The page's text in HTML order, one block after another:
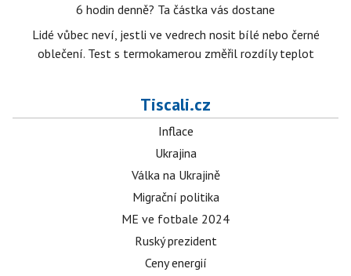
6 hodin denně? Ta částka vás dostane
Lidé vůbec neví, jestli ve vedrech nosit bílé nebo černé
oblečení. Test s termokamerou změřil rozdíly teplot
Tiscali.cz
Inflace
Ukrajina
Válka na Ukrajině
Migrační politika
ME ve fotbale 2024
Ruský prezident
Ceny energií